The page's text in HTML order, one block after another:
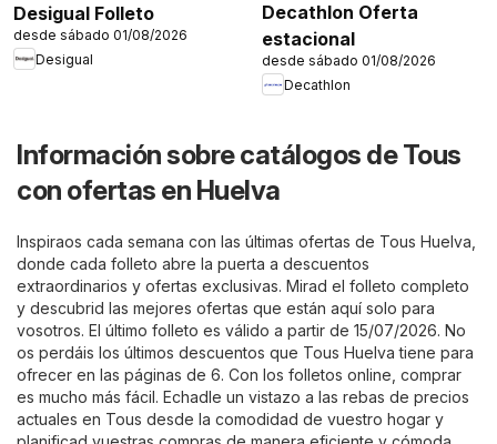
Desigual Folleto
desde sábado 01/08/2026
Desigual
Decathlon Oferta
estacional
desde sábado 01/08/2026
Decathlon
Información sobre catálogos de Tous
con ofertas en Huelva
Inspiraos cada semana con las últimas ofertas de Tous Huelva,
donde cada folleto abre la puerta a descuentos
extraordinarios y ofertas exclusivas. Mirad el folleto completo
y descubrid las mejores ofertas que están aquí solo para
vosotros. El último folleto es válido a partir de 15/07/2026. No
os perdáis los últimos descuentos que Tous Huelva tiene para
ofrecer en las páginas de 6. Con los folletos online, comprar
es mucho más fácil. Echadle un vistazo a las rebas de precios
actuales en Tous desde la comodidad de vuestro hogar y